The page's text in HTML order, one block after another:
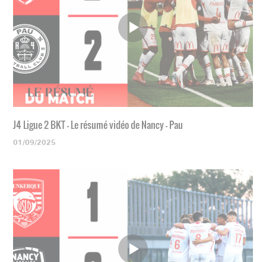
J4 Ligue 2 BKT - Le résumé vidéo de Nancy - Pau
01/09/2025